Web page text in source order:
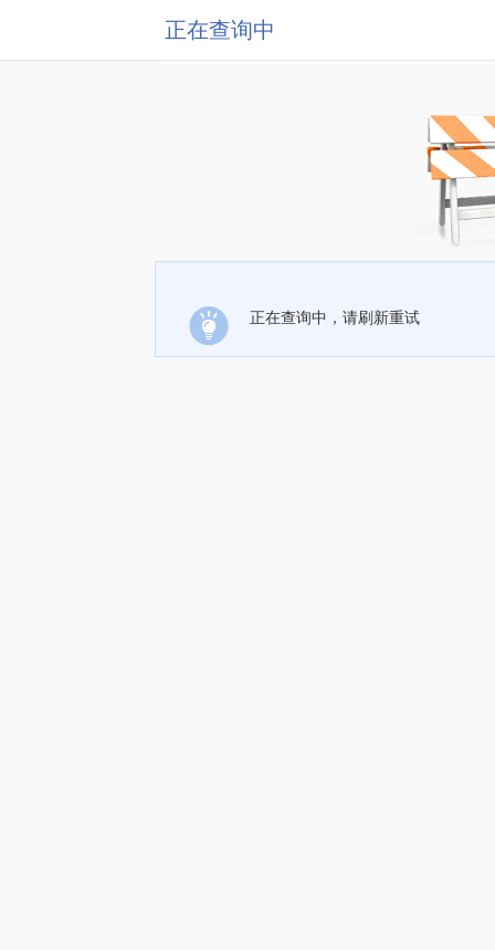
正在查询中
正在查询中，请刷新重试